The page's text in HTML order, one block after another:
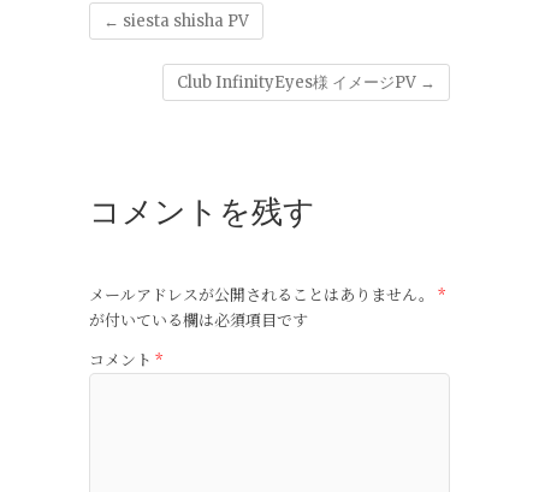
← siesta shisha PV
Club InfinityEyes様 イメージPV →
コメントを残す
メールアドレスが公開されることはありません。
*
が付いている欄は必須項目です
コメント *